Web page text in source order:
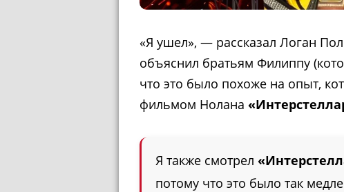
«Я ушел», — рассказал Логан
объяснил братьям Филиппу
что это было похоже на опыт,
фильмом Нолана
Я также смотрел
потому что это было так